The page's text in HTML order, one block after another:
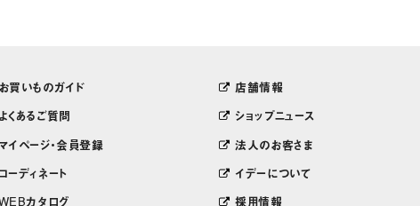
お買いものガイド
よくあるご質問
イページ・会員登録
コーディネート
カタログ
店舗情報
ショップニュース
法人のお客さま
イデーについて
採用情報